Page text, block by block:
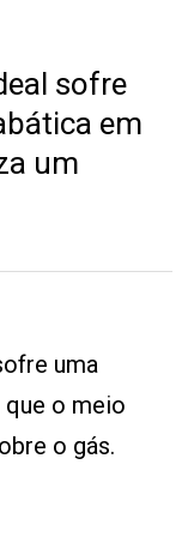
sofre
em
um
uma
o meio
o gás.